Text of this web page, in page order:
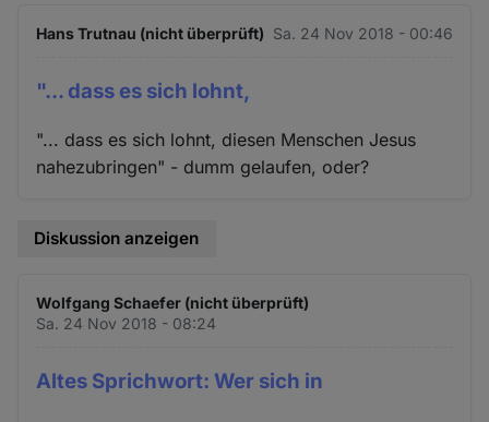
Hans Trutnau (nicht überprüft) Sa. 24 Nov 2018 - 00:46
"... dass es sich lohnt,
"... dass es sich lohnt, diesen Menschen Jesus
nahezubringen" - dumm gelaufen, oder?
Diskussion anzeigen
Wolfgang Schaefer (nicht überprüft)
Sa. 24 Nov 2018 - 08:24
Altes Sprichwort: Wer sich in